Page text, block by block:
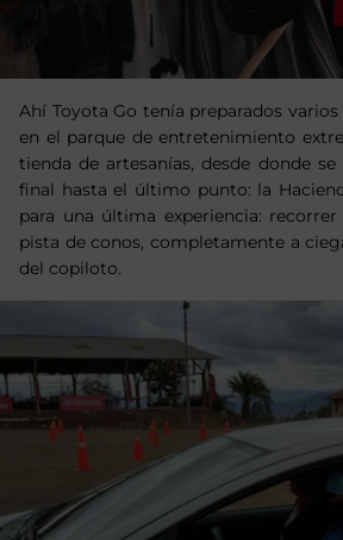
Ahí Toyota Go tenía preparados
en el parque de entretenimiento
tienda de artesanías, desde donde
final hasta el último punto: la
para una última experiencia:
pista de conos, completamente a
del copiloto.